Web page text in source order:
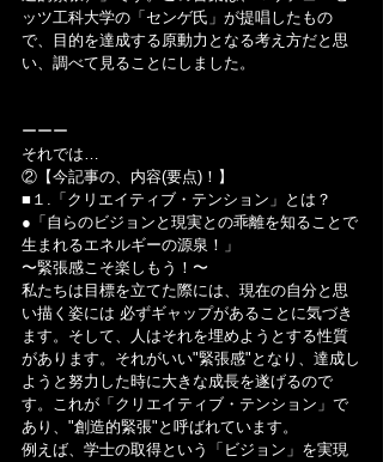
ッツ工科大学の「センゲ氏」が提唱したもの
で、目的を達成する原動力となる考え方だと思
い、調べて見ることにしました。
ーーー
それでは…
②【今記事の、内容(要点)！】
■１.「クリエイティブ・テンション」とは？
●「自らのビジョンと現実との乖離を知ることで
生まれるエネルギーの源泉！」
〜緊張感こそ楽しもう！〜
私たちは目標を立てた際には、現在の自分と思
い描く姿には 必ずギャップがあることに気づき
ます。そして、人はそれを埋めようとする性質
があります。それがいい"緊張感"となり、達成し
ようと努力した時に大きな成長を遂げるので
す。これが「クリエイティブ・テンション」で
あり、"創造的緊張"と呼ばれています。
例えば、学士の取得という「ビジョン」を実現